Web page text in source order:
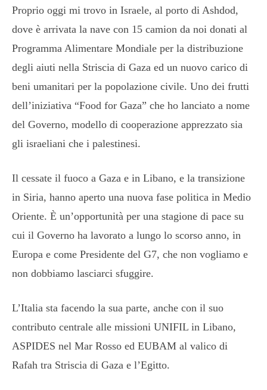
Proprio oggi mi trovo in Israele, al porto di Ashdod,
dove è arrivata la nave con 15 camion da noi donati al
Programma Alimentare Mondiale per la distribuzione
degli aiuti nella Striscia di Gaza ed un nuovo carico di
beni umanitari per la popolazione civile. Uno dei frutti
dell’iniziativa “Food for Gaza” che ho lanciato a nome
del Governo, modello di cooperazione apprezzato sia
gli israeliani che i palestinesi.
Il cessate il fuoco a Gaza e in Libano, e la transizione
in Siria, hanno aperto una nuova fase politica in Medio
Oriente. È un’opportunità per una stagione di pace su
cui il Governo ha lavorato a lungo lo scorso anno, in
Europa e come Presidente del G7, che non vogliamo e
non dobbiamo lasciarci sfuggire.
L’Italia sta facendo la sua parte, anche con il suo
contributo centrale alle missioni UNIFIL in Libano,
ASPIDES nel Mar Rosso ed EUBAM al valico di
Rafah tra Striscia di Gaza e l’Egitto.